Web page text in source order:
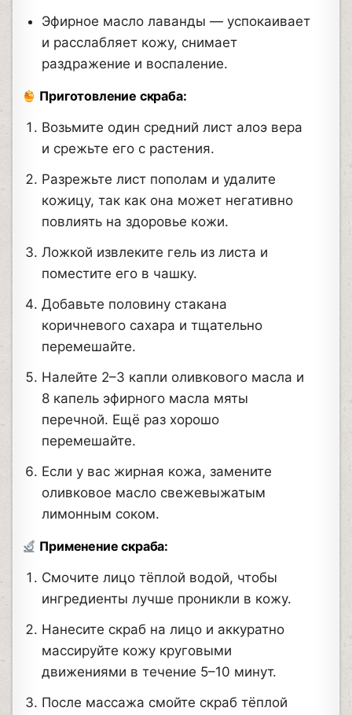
Эфирное масло лаванды — успокаивает
и расслабляет кожу, снимает
раздражение и воспаление.
Приготовление скраба:
Возьмите один средний лист алоэ вера
и срежьте его с растения.
Разрежьте лист пополам и удалите
кожицу, так как она может негативно
повлиять на здоровье кожи.
Ложкой извлеките гель из листа и
поместите его в чашку.
Добавьте половину стакана
коричневого сахара и тщательно
перемешайте.
Налейте 2–3 капли оливкового масла и
8 капель эфирного масла мяты
перечной. Ещё раз хорошо
перемешайте.
Если у вас жирная кожа, замените
оливковое масло свежевыжатым
лимонным соком.
Применение скраба:
Смочите лицо тёплой водой, чтобы
ингредиенты лучше проникли в кожу.
Нанесите скраб на лицо и аккуратно
массируйте кожу круговыми
движениями в течение 5–10 минут.
После массажа смойте скраб тёплой